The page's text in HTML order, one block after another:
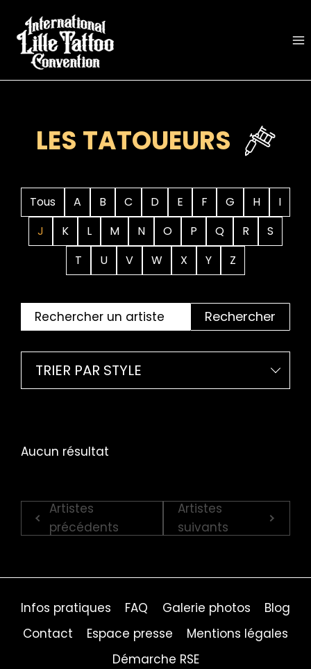
contenu
LES TATOUEURS
Tous A B C D E F G H
I
J
K L M N O P Q R
S
T
U V W X Y Z
Rechercher
TRIER PAR STYLE
Aucun résultat
Artistes
précédents
Artistes
suivants
Infos pratiques FAQ Galerie photos
Blog
Contact
Espace presse
Mentions légales
Démarche RSE